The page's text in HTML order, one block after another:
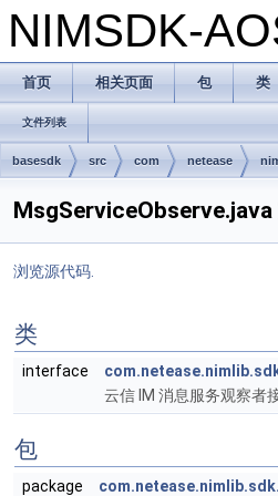
NIMSDK-
首页 相关页面 包 类
文件列表
basesdk src com netease
浏览源代码.
类
interface
云信 IM 消息服务观察者
包
package